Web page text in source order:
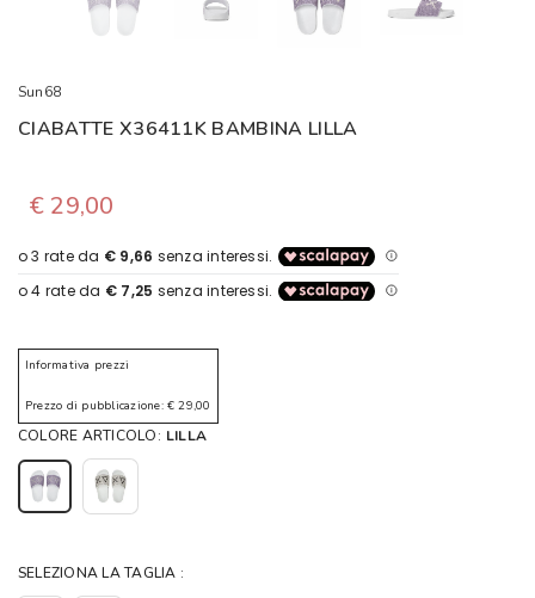
Sun68
CIABATTE X36411K BAMBINA LILLA
€ 29,00
Informativa prezzi
Prezzo di pubblicazione: € 29,00
COLORE ARTICOLO: LILLA
SELEZIONA LA TAGLIA :